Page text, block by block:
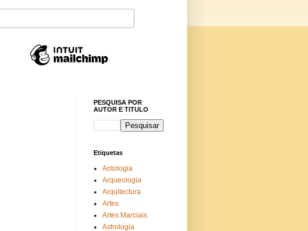
PESQUISA POR
AUTOR E TITULO
Etiquetas
Antologia
Arqueologia
Arquitectura
Artes
Artes Marciais
Astrologia